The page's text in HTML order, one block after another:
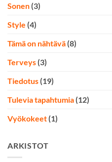
Sonen (3)
Style (4)
Tämä on nähtävä (8)
Terveys (3)
Tiedotus (19)
Tulevia tapahtumia (12)
Vyökokeet (1)
ARKISTOT